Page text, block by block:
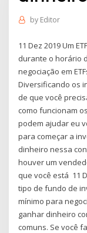
by Editor
11 Dez 2019 Um
durante o horário
negociação em
Diversificando os
de que você
como funcionam
podem ajudar eu
para começar a
dinheiro nessa
houver um
que você está 11
tipo de fundo de
mínimo para
ganhar dinheiro
comuns. Se você